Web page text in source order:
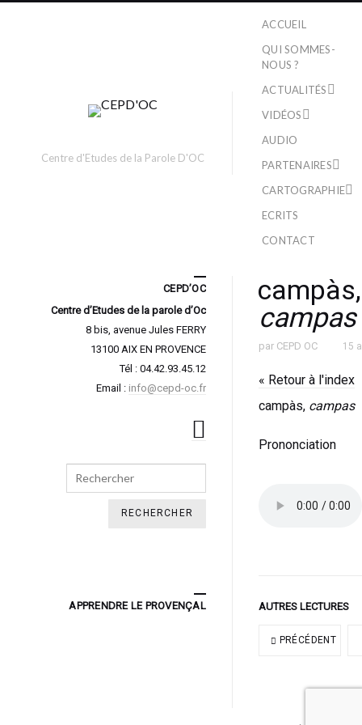
Centre d'Etudes de la Parole D'OC
ACCUEIL
QUI SOMMES-
NOUS ?
ACTUALITÉS
VIDÉOS
AUDIO
PARTENAIRES
CARTOGRAPHIE
ECRITS
CONTACT
campàs,
campas
par CEPD OC 15
« Retour à l'index
campàs, campas
Prononciation
AUTRES LECTURES
PRÉCÉDENT
CEPD’OC
Centre d’Etudes de la parole d’Oc
8 bis, avenue Jules FERRY
13100 AIX EN PROVENCE
Tél : 04.42.93.45.12
Email : info@cepd-oc.fr
Search
APPRENDRE LE PROVENÇAL